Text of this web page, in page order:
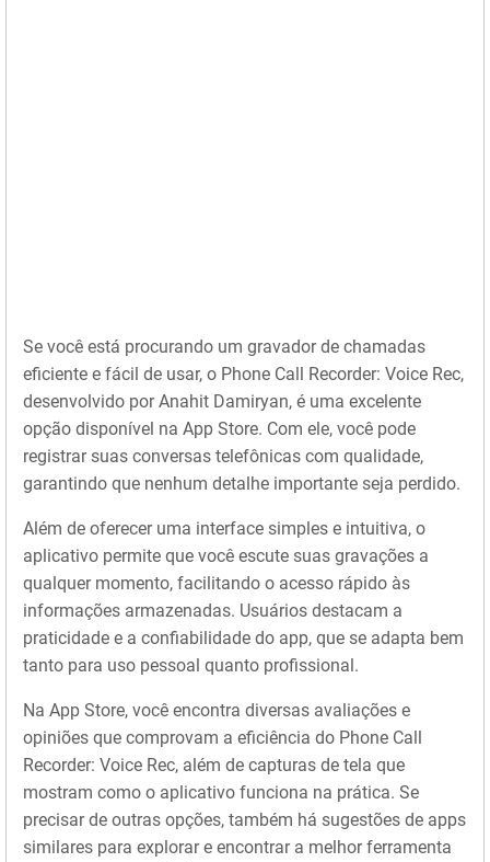
Se você está procurando um gravador de chamadas
eficiente e fácil de usar, o Phone Call Recorder: Voice Rec,
desenvolvido por Anahit Damiryan, é uma excelente
opção disponível na App Store. Com ele, você pode
registrar suas conversas telefônicas com qualidade,
garantindo que nenhum detalhe importante seja perdido.
Além de oferecer uma interface simples e intuitiva, o
aplicativo permite que você escute suas gravações a
qualquer momento, facilitando o acesso rápido às
informações armazenadas. Usuários destacam a
praticidade e a confiabilidade do app, que se adapta bem
tanto para uso pessoal quanto profissional.
Na App Store, você encontra diversas avaliações e
opiniões que comprovam a eficiência do Phone Call
Recorder: Voice Rec, além de capturas de tela que
mostram como o aplicativo funciona na prática. Se
precisar de outras opções, também há sugestões de apps
similares para explorar e encontrar a melhor ferramenta